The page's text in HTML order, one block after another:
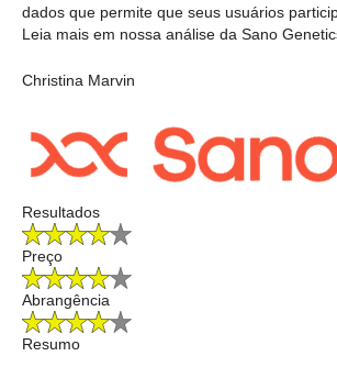
dados que permite que seus usuários
Leia mais em nossa análise da Sano
Christina Marvin
Resultados
Preço
Abrangência
Resumo